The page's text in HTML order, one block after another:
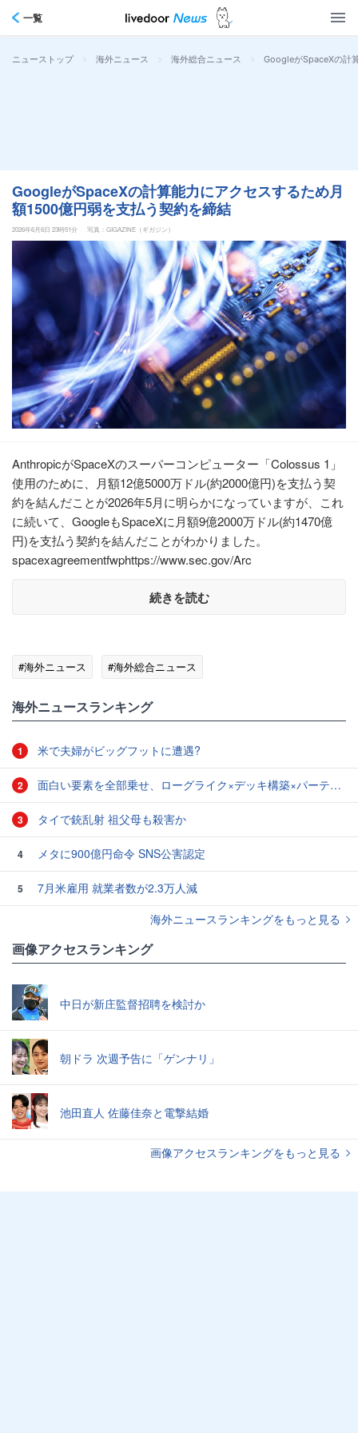
一覧
ニューストップ > 海外ニュース > 海外総合ニュース > GoogleがSpaceXの計
GoogleがSpaceXの計算能力にアクセスするため月
額1500億円弱を支払う契約を締結
2026年6月6日 23時51分 写真：GIGAZINE（ギガジン）
AnthropicがSpaceXのスーパーコンピューター「Colossus 1」
使用のために、月額12億5000万ドル(約2000億円)を支払う契
約を結んだことが2026年5月に明らかになっていますが、これ
に続いて、GoogleもSpaceXに月額9億2000万ドル(約1470億
円)を支払う契約を結んだことがわかりました。
spacexagreementfwphttps://www.sec.gov/Arc
続きを読む
#海外ニュース #海外総合ニュース
海外ニュースランキング
1 米で夫婦がビッグフットに遭遇?
2 面白い要素を全部乗せ、ローグライク×デッキ構築×パーティ制RPGの「Chrono Ark」を遊んでみた
3 タイで銃乱射 祖父母も殺害か
4 メタに900億円命令 SNS公害認定
5
7月米雇用 就業者数が2.3万人減
海外ニュースランキングをもっと見る
画像アクセスランキング
中日が新庄監督招聘を検討か
朝ドラ 次週予告に「ゲンナリ」
池田直人 佐藤佳奈と電撃結婚
画像アクセスランキングをもっと見る